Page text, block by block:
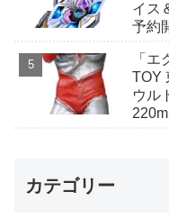
イス
予約
「
TOY
ウル
カテゴリー